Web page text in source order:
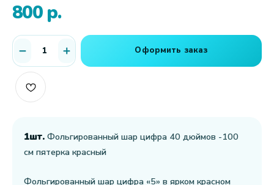
800 р.
Оформить заказ
1шт. Фольгированный шар цифра 40 дюймов -100
см пятерка красный
Фольгированный шар цифра «5» в ярком красном